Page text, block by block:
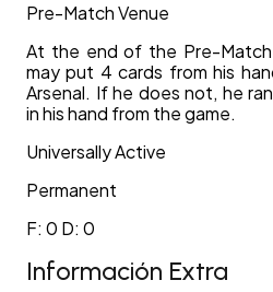
Pre-Match Venue
At the end of the Pre-
may put 4 cards from his
Arsenal. If he does not, he
in his hand from the game.
Universally Active
Permanent
F: 0 D: 0
Información Extra